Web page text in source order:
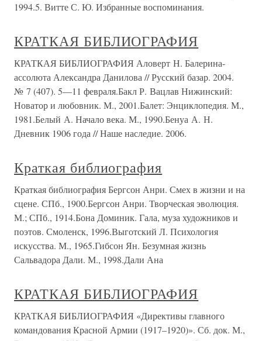
1994.5. Витте С. Ю. Избранные воспоминания.
КРАТКАЯ БИБЛИОГРАФИЯ
КРАТКАЯ БИБЛИОГРАФИЯ Аловерт Н. Балерина-
ассолюта Александра Данилова // Русский базар. 2004.
№ 7 (407). 5—11 февраля.Бакл Р. Вацлав Нижинский:
Новатор и любовник. М., 2001.Балет: Энциклопедия. М.,
1981.Белый А. Начало века. М., 1990.Бенуа А. Н.
Дневник 1906 года // Наше наследие. 2006.
Краткая библиография
Краткая библиография Бергсон Анри. Смех в жизни и на
сцене. СПб., 1900.Бергсон Анри. Творческая эволюция.
М.; СПб., 1914.Бона Доминик. Гала, муза художников и
поэтов. Смоленск, 1996.Выготский Л. Психология
искусства. М., 1965.Гибсон Ян. Безумная жизнь
Сальвадора Дали. М., 1998.Дали Ана
КРАТКАЯ БИБЛИОГРАФИЯ
КРАТКАЯ БИБЛИОГРАФИЯ «Директивы главного
командования Красной Армии (1917–1920)». Сб. док. М.,